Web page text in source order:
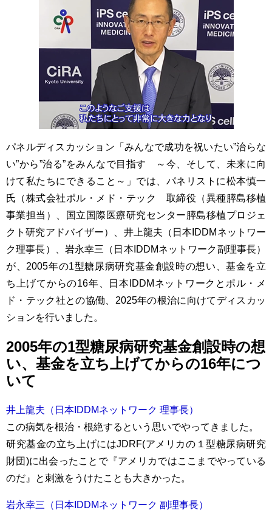
パネルディスカッション「みんなで成功を祝いたい”治らな
い”から”治る”をみんなで目指す ～今、そして、未来に向
けて私たちにできること～」では、パネリストに松本慎一
氏（株式会社ポル・メド・テック 取締役（異種膵島移植
事業担当）、国立国際医療研究センター膵島移植プロジェ
クト研究アドバイザー）、井上龍夫（日本IDDMネットワー
ク理事長）、岩永幸三（日本IDDMネットワーク副理事長）
が、2005年の1型糖尿病研究基金創設時の想い、基金を立
ち上げてからの16年、日本IDDMネットワークとポル・メ
ド・テック社との協働、2025年の根治に向けてディスカッ
ションを行いました。
2005年の1型糖尿病研究基金創設時の想
い、基金を立ち上げてからの16年につ
いて
井上龍夫（日本IDDMネットワーク 理事長）
この病気を根治・根絶するという思いでやってきました。
研究基金の立ち上げにはJDRF(アメリカの１型糖尿病研究
財団)に出会ったことで『アメリカではここまでやっている
のだ』と刺激をうけたことも大きかった。
岩永幸三（日本IDDMネットワーク 副理事長）